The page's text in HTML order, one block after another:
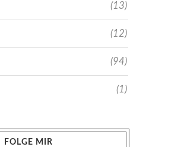
(13)
(12)
(94)
(1)
FOLGE MIR